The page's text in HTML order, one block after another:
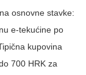
osnovne stavke:
e-tekućine po
kupovina
700 HRK za